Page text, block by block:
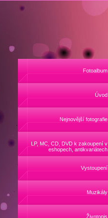
Fotoalbum
Úvod
Nejnovější fotografie
LP, MC, CD, DVD k zakoupení v
eshopech, antikvariátech
Vystoupení
Muzikály
Životopis